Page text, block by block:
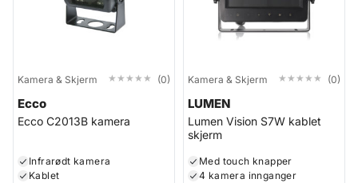
Kamera & Skjerm ★★★★★
★★★★★ (0)
Ecco
Ecco C2013B kamera
Infrarødt kamera
Kablet
Kamera & Skjerm ★★★★★
★★★★★ (0)
LUMEN
Lumen Vision S7W kablet
skjerm
Med touch knapper
4 kamera innganger